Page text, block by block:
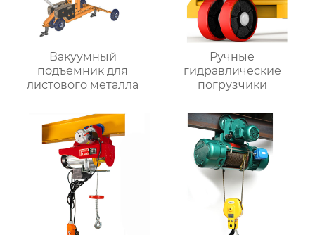
Вакуумный
подъемник для
листового металла
Ручные
гидравлические
погрузчики